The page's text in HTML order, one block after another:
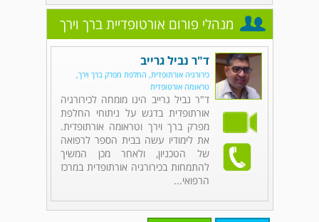
מנהלי פורום אורטופדיית ברך וירך
ד"ר נביל גרייב
כירורגיה אורתופדית, החלפת מפרק ברך וירך,
טראומה אורטופדית
ד"ר נביל גרייב הינו מומחה לכירורגיה
אורתופדית בדגש על ניתוחי החלפת
מפרק ברך וירך וטראומה אורתופדית.
את לימודיו עשה בבית הספר לרפואה
של הטכניון, ולאחר מכן המשיך
להתמחות בכירורגיה אורתופדית במרכז
הרפואי...